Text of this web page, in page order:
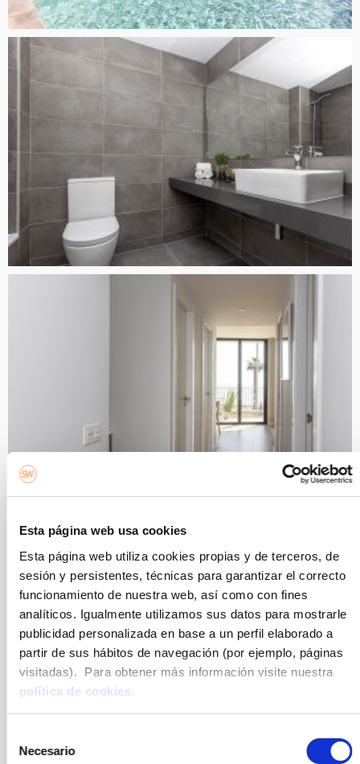
Esta página web usa cookies
Esta página web utiliza cookies propias y de terceros, de
sesión y persistentes, técnicas para garantizar el correcto
funcionamiento de nuestra web, así como con fines
analíticos. Igualmente utilizamos sus datos para mostrarle
publicidad personalizada en base a un perfil elaborado a
partir de sus hábitos de navegación (por ejemplo, páginas
visitadas). Para obtener más información visite nuestra
política de cookies.
Necesario